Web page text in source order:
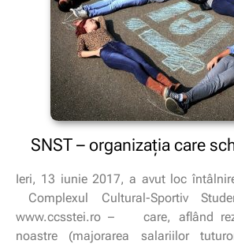
SNST – organizaţia care
Ieri, 13 iunie 2017, a avut loc
Complexul Cultural-Sportiv
www.ccsstei.ro – care, aflând
noastre (majorarea salariilor